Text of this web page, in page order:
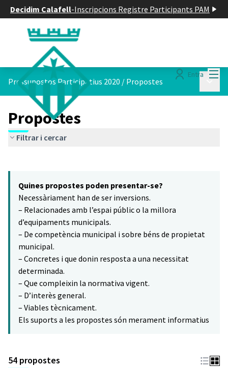
Decidim Calafell-Inscripcions Registre Participants PAM
Entra
Pressupostos Participatius 2020 / Propostes
Propostes
Filtrar i cercar
−
Quines propostes poden presentar-se?
Necessàriament han de ser inversions.
– Relacionades amb l’espai públic o la millora
d’equipaments municipals.
– De competència municipal i sobre béns de propietat
municipal.
– Concretes i que donin resposta a una necessitat
determinada.
– Que compleixin la normativa vigent.
– D’interès general.
– Viables tècnicament.
Els suports a les propostes són merament informatius
54 propostes